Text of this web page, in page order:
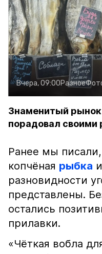
Вчера, 09:00Разное
Знаменитый
порадовал
Ранее мы
копчёная рыбка и
разновидности
представлены.
остались
прилавки.
«Чёткая вобла